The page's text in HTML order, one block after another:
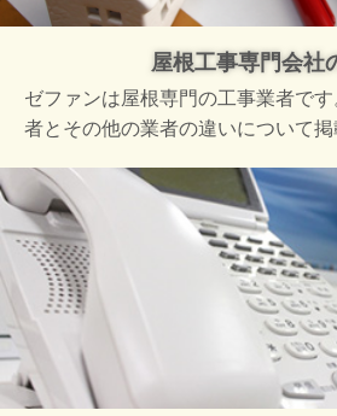
屋根工事専門会社
ゼファンは屋根専門の工事業者で
者とその他の業者の違いについて掲